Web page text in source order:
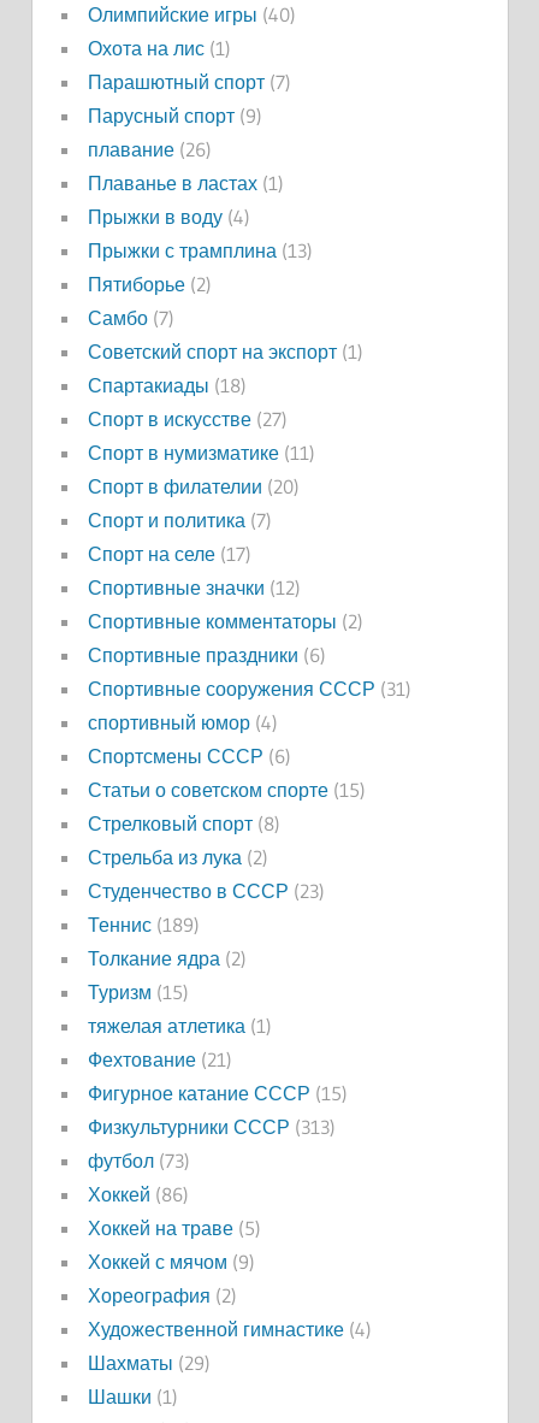
Олимпийские игры (40)
Охота на лис(1)
Парашютный спорт(7)
Парусный спорт(9)
плавание(26)
Плаванье в ластах(1)
Прыжки в воду(4)
Прыжки с трамплина (13)
Пятиборье(2)
Самбо(7)
Советский спорт на экспорт(1)
Спартакиады (18)
Спорт в искусстве(27)
Спорт в нумизматике(11)
Спорт в филателии (20)
Спорт и политика (7)
Спорт на селе(17)
Спортивные значки (12)
Спортивные комментаторы (2)
Спортивные праздники (6)
Спортивные сооружения СССР (31)
спортивный юмор(4)
Спортсмены СССР (6)
Статьи о советском спорте(15)
Стрелковый спорт(8)
Стрельба из лука (2)
Студенчество в СССР (23)
Теннис(189)
Толкание ядра (2)
Туризм (15)
тяжелая атлетика (1)
Фехтование(21)
Фигурное катание СССР (15)
Физкультурники СССР (313)
футбол(73)
Хоккей (86)
Хоккей на траве(5)
Хоккей с мячом (9)
Хореография (2)
Художественной гимнастике(4)
Шахматы (29)
Шашки (1)